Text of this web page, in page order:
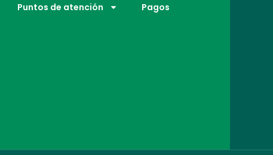
Puntos de atención Pagos